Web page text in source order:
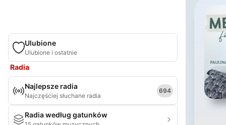
Ulubione
Ulubione i ostatnie
Radia
Najlepsze radia
Najczęściej słuchane radia
694
Radia według gatunków